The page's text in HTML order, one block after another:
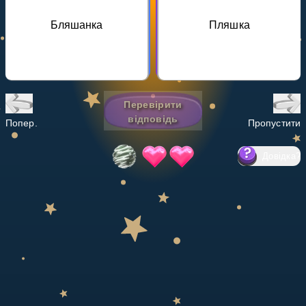
НАВЧАЛЬНИЙ ПЛАН
Бляшанка Пляшка
Попер.
Перевірити
відповідь
Пропустити
?